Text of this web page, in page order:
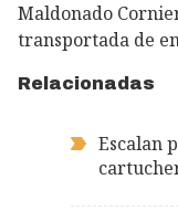
Maldonado
transportada de
Relacionadas
Escalan